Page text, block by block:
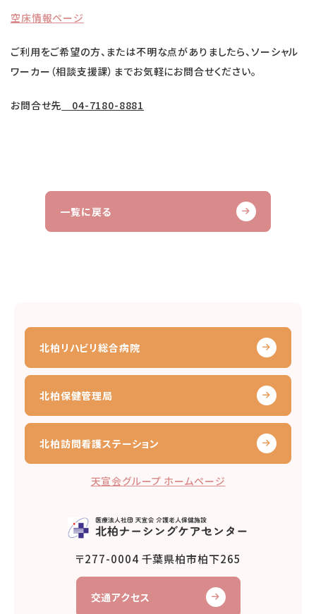
空床情報ページ
ご利用をご希望の方、または不明な点がありましたら、ソーシャル
ワーカー（相談支援課）までお気軽にお問合せください。
お問合せ先 04-7180-8881
一覧に戻る
北柏リハビリ総合病院
北柏保健管理局
北柏訪問看護ステーション
天宣会グループ ホームページ
〒277-0004 千葉県柏市柏下265
交通アクセス